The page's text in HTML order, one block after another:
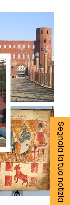
Segnala la tua notizia